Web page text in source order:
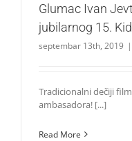
Glumac Ivan
jubilarnog 15.
septembar 13th, 2019 |
Tradicionalni dečiji
ambasadora! [...]
Read More